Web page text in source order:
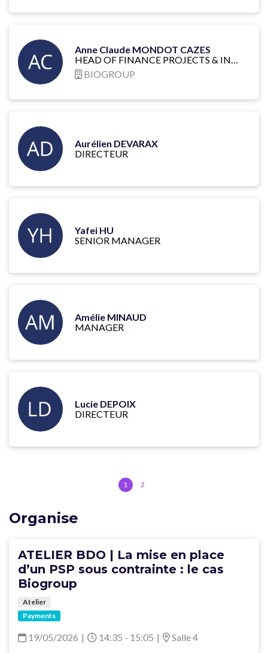
Anne Claude MONDOT CAZES
HEAD OF FINANCE PROJECTS & INVESTOR RELATIONS
BIOGROUP
Aurélien DEVARAX
DIRECTEUR
Yafei HU
SENIOR MANAGER
Amélie MINAUD
MANAGER
Lucie DEPOIX
DIRECTEUR
1 2
Organise
ATELIER BDO | La mise en place
d’un PSP sous contrainte : le cas
Biogroup
Atelier
Payments
19/05/2026 | 14:35 - 15:05 | Salle 4